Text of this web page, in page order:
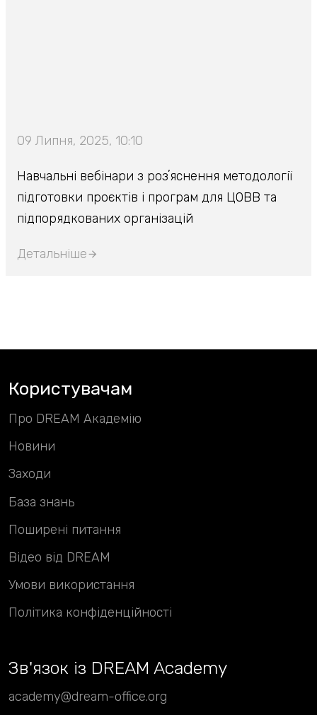
09 Липня, 2025, 10:10
Навчальні вебінари з розʼяснення методології
підготовки проєктів і програм для ЦОВВ та
підпорядкованих організацій
Детальніше
Користувачам
Про DREAM Академію
Новини
Умови використання
Політика конфіденційності
Заходи
База знань
Поширені питання
Відео від DREAM
academy@dream-office.org
Зв'язок із DREAM Academy